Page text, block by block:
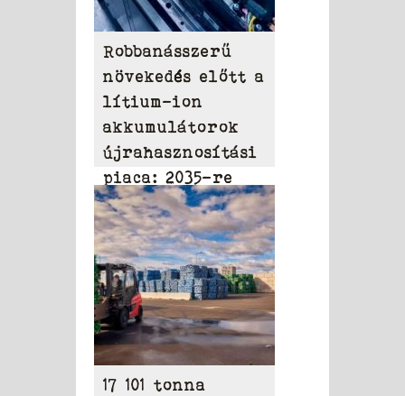
Robbanásszerű
növekedés előtt a
lítium-ion
akkumulátorok
újrahasznosítási
piaca: 2035-re
elérheti a 31,95
milliárd dollárt
17 101 tonna